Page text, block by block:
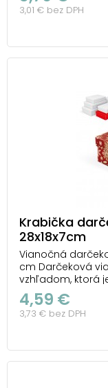
výnimočný
3,01 € bez DPH
Krabička
28x18x7cm
Vianočná
cm Darčeková
vzhľadom, ktorá
bielymi a
Tento výrazný
vianočnú
4,59 €
3,73 € bez DPH